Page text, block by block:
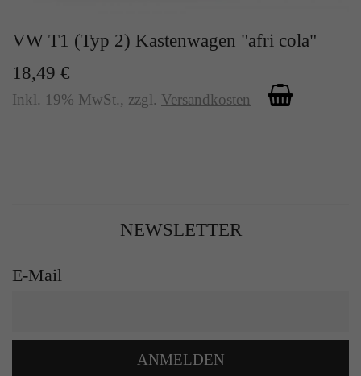
VW T1 (Typ 2) Kastenwagen "afri cola"
18,49 €
Inkl. 19% MwSt., zzgl. Versandkosten
NEWSLETTER
E-Mail
ANMELDEN